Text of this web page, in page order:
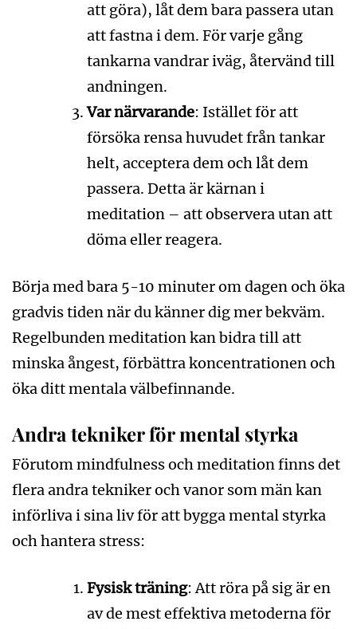
att göra), låt dem bara passera utan
att fastna i dem. För varje gång
tankarna vandrar iväg, återvänd till
andningen.
Var närvarande: Istället för att
försöka rensa huvudet från tankar
helt, acceptera dem och låt dem
passera. Detta är kärnan i
meditation – att observera utan att
döma eller reagera.
Börja med bara 5-10 minuter om dagen och öka
gradvis tiden när du känner dig mer bekväm.
Regelbunden meditation kan bidra till att
minska ångest, förbättra koncentrationen och
öka ditt mentala välbefinnande.
Andra tekniker för mental styrka
Förutom mindfulness och meditation finns det
flera andra tekniker och vanor som män kan
införliva i sina liv för att bygga mental styrka
och hantera stress:
Fysisk träning: Att röra på sig är en
av de mest effektiva metoderna för